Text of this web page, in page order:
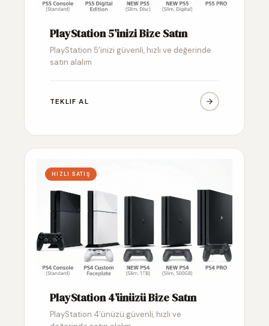
PlayStation 5’inizi Bize Satın
PlayStation 5’inizi güvenli, hızlı ve değerinde
satın alalım
TEKLIF AL
HIZLI SATIŞ
PlayStation 4’ünüzü Bize Satın
PlayStation 4’ünüzü güvenli, hızlı ve